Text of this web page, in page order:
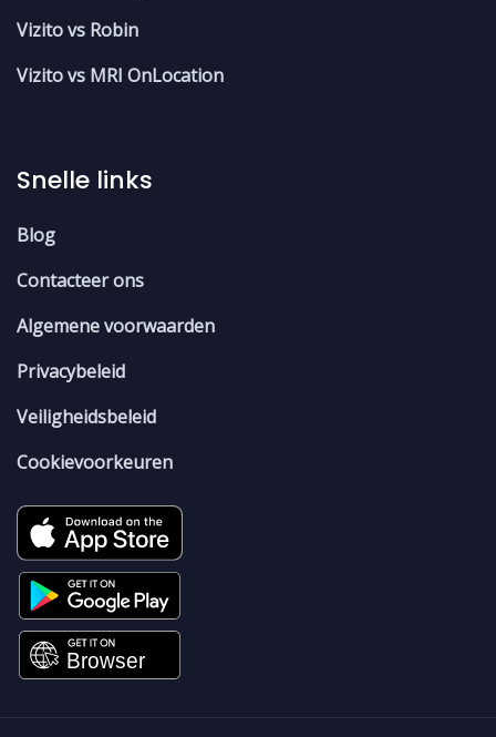
Vizito vs Robin
Vizito vs MRI OnLocation
Snelle links
Blog
Contacteer ons
Algemene voorwaarden
Privacybeleid
Veiligheidsbeleid
Cookievoorkeuren